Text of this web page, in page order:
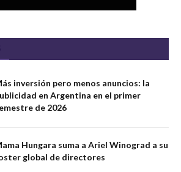
inversión pero menos anuncios: la
en Argentina en el primer
de 2026
Hungara suma a Ariel Winograd a su
global de directores